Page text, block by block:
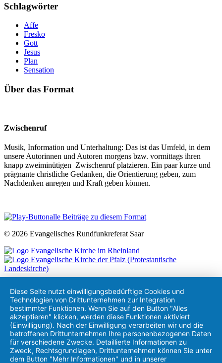
Schlagwörter
Affe
Fresko
Gott
Jesus
Plan
Sensation
Über das Format
Zwischenruf
Musik, Information und Unterhaltung: Das ist das Umfeld, in dem
unsere Autorinnen und Autoren morgens bzw. vormittags ihren
knapp zweiminütigen Zwischenruf platzieren. Ein paar kurze und
prägnante christliche Gedanken, die Orientierung geben, zum
Nachdenken anregen und Kraft geben können.
alle Beiträge zu diesem Format
© 2026 Evangelisches Rundfunkreferat Saar
Diese Seite nutzt einwilligungsbedürftige Cookies und
Technologien von Drittunternehmen zur Integration
bestimmter Funktionen. Wenn Sie auf den Button "Alles
akzeptieren" klicken, werden diese Funktionen aktiviert
(Einwilligung). Nach der Einwilligung verarbeiten wir und die
betroffenen Drittunternehmen Ihre personenbezogenen Daten
für verschiedene Zwecke. Detaillierte Informationen zu
Zweck, Rechtsgrundlagen, Drittunternehmen können Sie unter
dem Button "Mehr Informationen" und in unserer